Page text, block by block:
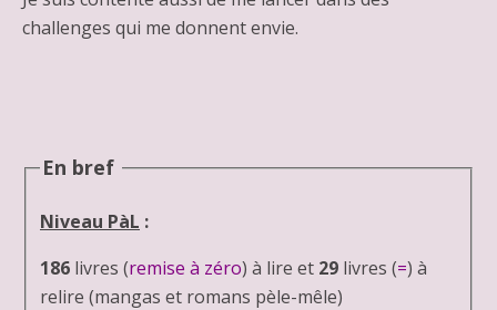
challenges qui me donnent envie.
En bref
Niveau PàL :
186 livres (remise à zéro) à lire et 29 livres (=) à
relire (mangas et romans pèle-mêle)